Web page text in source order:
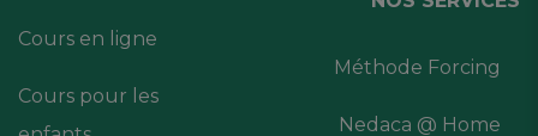
Cours en ligne
Cours pour les
Méthode Forcing
Nedaca @ Home